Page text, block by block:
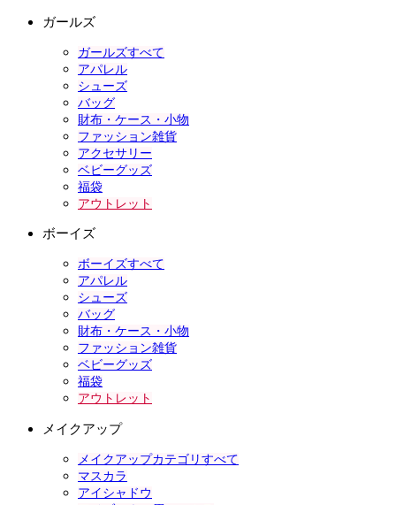
ガールズ
ガールズすべて
アパレル
シューズ
バッグ
財布・ケース・小物
ファッション雑貨
アクセサリー
ベビーグッズ
福袋
アウトレット
ボーイズ
ボーイズすべて
アパレル
シューズ
バッグ
財布・ケース・小物
ファッション雑貨
ベビーグッズ
福袋
アウトレット
メイクアップ
メイクアップカテゴリすべて
マスカラ
アイシャドウ